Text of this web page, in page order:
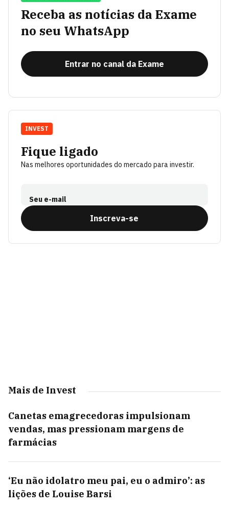
Receba as notícias da Exame
no seu WhatsApp
Entrar no canal da Exame
Fique ligado
Nas melhores oportunidades do mercado para investir.
Seu e-mail
Inscreva-se
INVEST
Mais de Invest
Canetas emagrecedoras impulsionam
vendas, mas pressionam margens de
farmácias
‘Eu não idolatro meu pai, eu o admiro’: as
lições de Louise Barsi